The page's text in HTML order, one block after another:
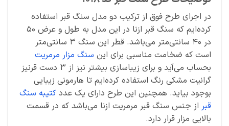
در اجرای طرح فوق از ترکیب دو مدل سنگ قبر استفاده
کرده‌ایم که سنگ قبر ازنا در این مدل به طول و عرض 50
در 40 سانتی‌متر می‌باشد. قطر این سنگ 3 سانتی‌متر
است که ضخامت مناسبی برای اینسنگ مزار مرمریت
بحساب می‌آید و برای زیباسازی بیشتر نیز از 3 دست قرنیز
گرانیت مشکی رنگ استفاده کرده‌ایم تا هارمونی زیبایی
بوجود بیاید. همچنین این طرح دارای یک عددکتیبه سنگ
قبراز جنس سنگ قبر مرمریت ازنا می‌باشد که در قسمت
بالایی مزار قرار دارد.